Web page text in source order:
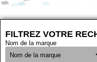
FILTREZ VOTRE
Nom de la marque